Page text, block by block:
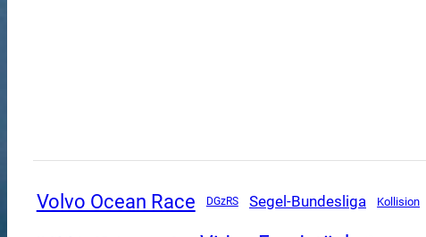
Volvo Ocean Race DGzRS Segel-Bundesliga Kollision